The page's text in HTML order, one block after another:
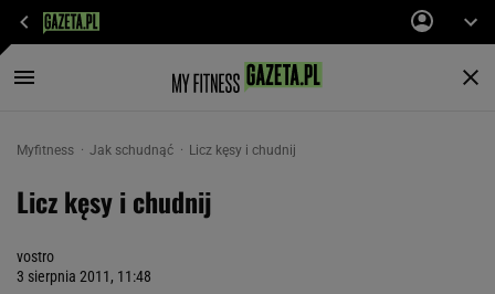
Myfitness Jak schudnąć Licz kęsy i chudnij
Licz kęsy i chudnij
vostro
3 sierpnia 2011, 11:48